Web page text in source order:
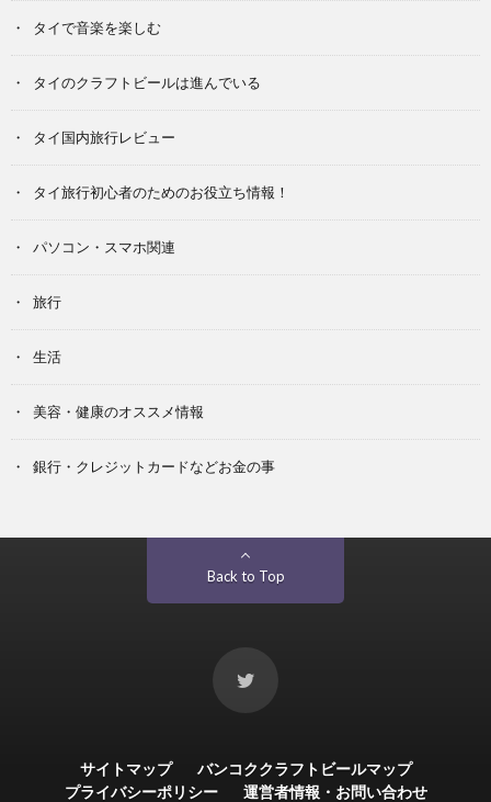
タイで音楽を楽しむ
タイのクラフトビールは進んでいる
タイ国内旅行レビュー
タイ旅行初心者のためのお役立ち情報！
パソコン・スマホ関連
旅行
生活
美容・健康のオススメ情報
銀行・クレジットカードなどお金の事
Back to Top
サイトマップ
バンコククラフトビールマップ
プライバシーポリシー
運営者情報・お問い合わせ